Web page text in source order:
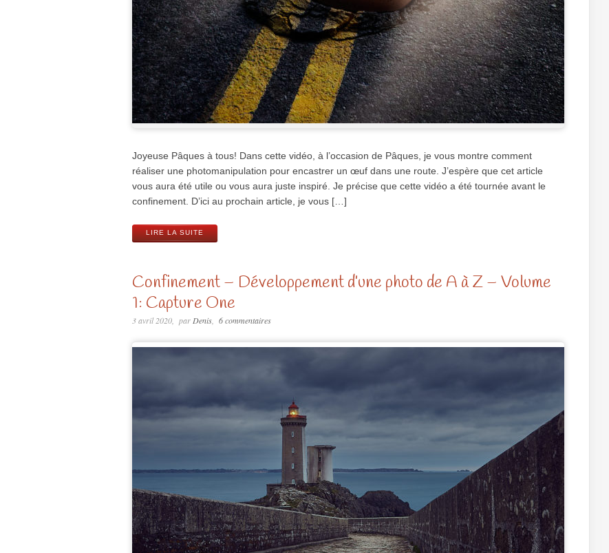
Joyeuse Pâques à tous! Dans cette vidéo, à l’occasion de Pâques, je vous montre comment
réaliser une photomanipulation pour encastrer un œuf dans une route. J’espère que cet article
vous aura été utile ou vous aura juste inspiré. Je précise que cette vidéo a été tournée avant le
confinement. D’ici au prochain article, je vous […]
LIRE LA SUITE
Confinement – Développement d’une photo de A à Z – Volume
1: Capture One
3 avril 2020 par Denis 6 commentaires